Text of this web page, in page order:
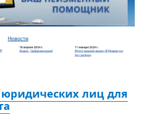
лиц для